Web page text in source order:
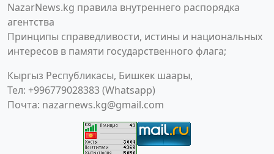
NazarNews.kg правила внутреннего распорядка
агентства
Принципы справедливости, истины и национальных
интересов в памяти государственного флага;
Кыргыз Республикасы, Бишкек шаары,
Тел: +996779028383 (Whatsapp)
Почта: nazarnews.kg@gmail.com